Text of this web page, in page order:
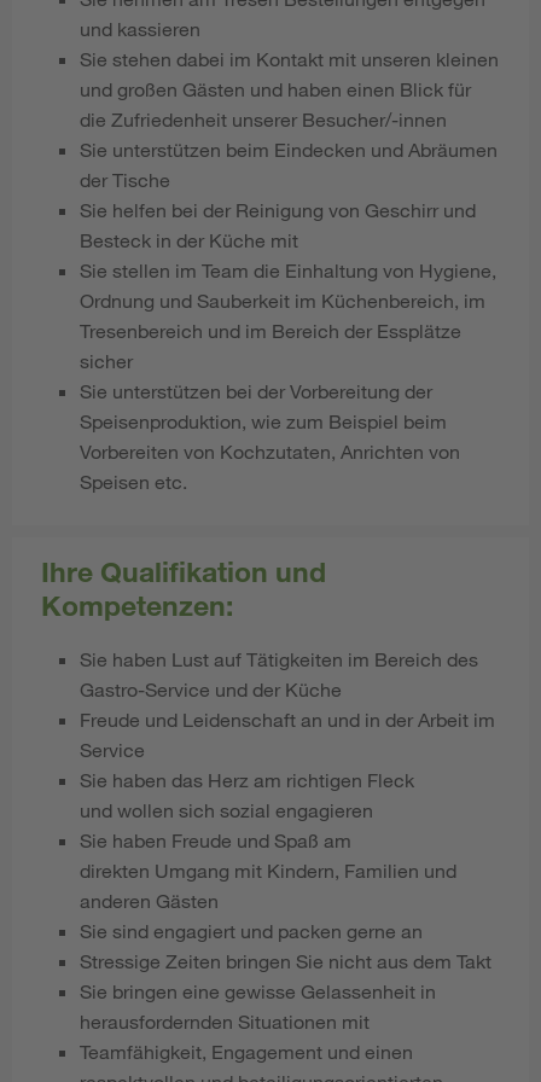
und kassieren
Sie stehen dabei im Kontakt mit unseren kleinen
und großen Gästen und haben einen Blick für
die Zufriedenheit unserer Besucher/-innen
Sie unterstützen beim Eindecken und Abräumen
der Tische
Sie helfen bei der Reinigung von Geschirr und
Besteck in der Küche mit
Sie stellen im Team die Einhaltung von Hygiene,
Ordnung und Sauberkeit im Küchenbereich, im
Tresenbereich und im Bereich der Essplätze
sicher
Sie unterstützen bei der Vorbereitung der
Speisenproduktion, wie zum Beispiel beim
Vorbereiten von Kochzutaten, Anrichten von
Speisen etc.
Ihre Qualifikation und
Kompetenzen:
Sie haben Lust auf Tätigkeiten im Bereich des
Gastro-Service und der Küche
Freude und Leidenschaft an und in der Arbeit im
Service
Sie haben das Herz am richtigen Fleck
und wollen sich sozial engagieren
Sie haben Freude und Spaß am
direkten Umgang mit Kindern, Familien und
anderen Gästen
Sie sind engagiert und packen gerne an
Stressige Zeiten bringen Sie nicht aus dem Takt
Sie bringen eine gewisse Gelassenheit in
herausfordernden Situationen mit
Teamfähigkeit, Engagement und einen